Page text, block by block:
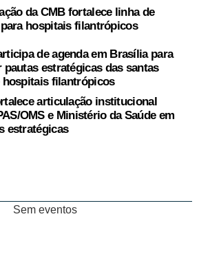
da CMB fortalece linha de
hospitais filantrópicos
de agenda em Brasília para
pautas estratégicas das santas
hospitais filantrópicos
articulação institucional
OMS e Ministério da Saúde em
estratégicas
Sem eventos